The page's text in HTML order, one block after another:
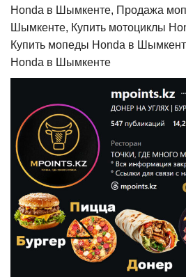
Honda в Шымкенте, Продажа
Шымкенте, Купить мотоциклы
Купить мопеды Honda в
Honda в Шымкенте